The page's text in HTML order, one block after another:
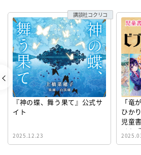
『神の蝶、舞う果て』公式サ
イト
2025.12.23
講談社コクリコ
「竜
ひか
児童
イト
生！